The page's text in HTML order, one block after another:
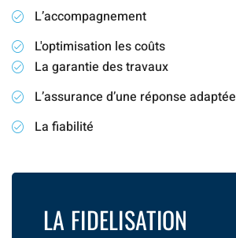
L’accompagnement
L'optimisation les coûts
La garantie des travaux
L’assurance d’une réponse adaptée
La fiabilité
LA FIDELISATION